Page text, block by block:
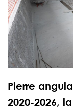
Pierre
2020-2026,